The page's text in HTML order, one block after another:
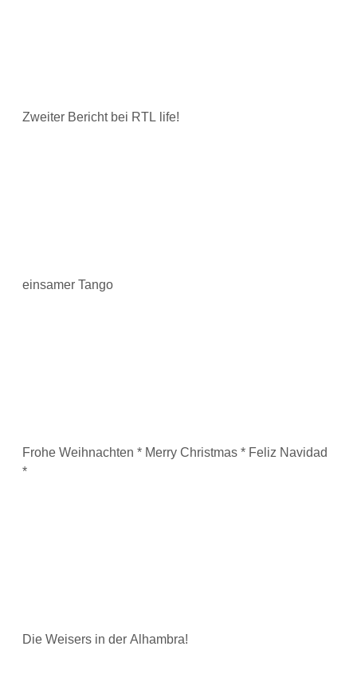
Zweiter Bericht bei RTL life!
einsamer Tango
Frohe Weihnachten * Merry Christmas * Feliz Navidad
*
Die Weisers in der Alhambra!